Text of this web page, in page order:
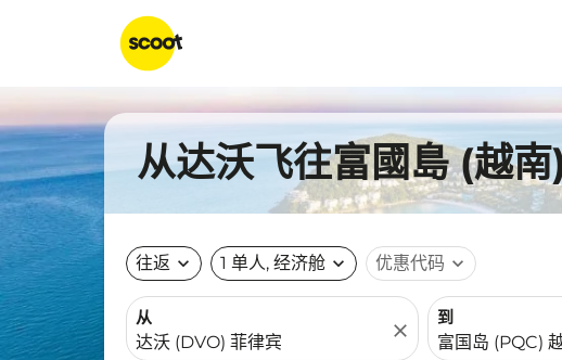
从达沃飞往富國島 (越
往返 expand_more 1 单人, 经济舱 expand_more 优惠代码 expand_more
从
close
到